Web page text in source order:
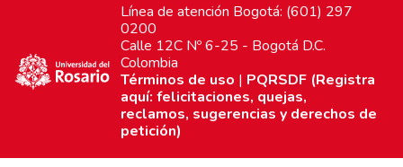
Línea de atención Bogotá: (601) 297
0200
Calle 12C Nº 6-25 - Bogotá D.C.
Colombia
Términos de uso | PQRSDF (Registra
aquí: felicitaciones, quejas,
reclamos, sugerencias y derechos de
petición)